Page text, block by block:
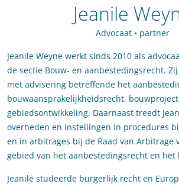
Jeanile
Advocaat • partner
Jeanile Weyne werkt sinds 2010 als
de sectie Bouw- en aanbestedingsrecht.
met advisering betreffende het
bouwaansprakelijkheidsrecht,
gebiedsontwikkeling. Daarnaast treedt
overheden en instellingen in procedures
en in arbitrages bij de Raad van Arbitrage
gebied van het aanbestedingsrecht en het
Jeanile studeerde burgerlijk recht en